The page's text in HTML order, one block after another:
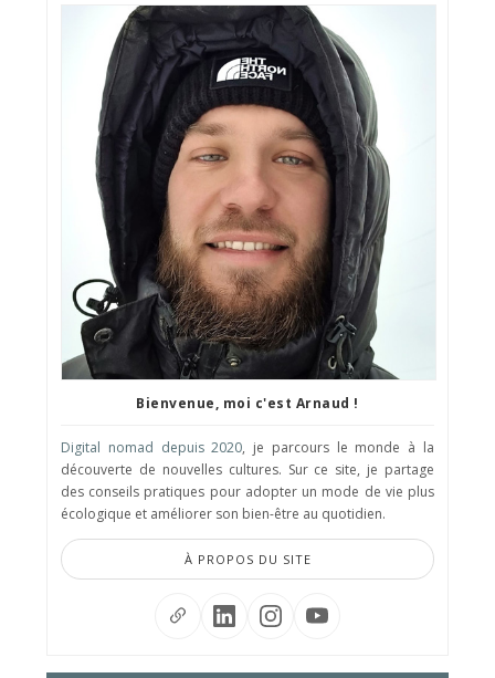
Bienvenue, moi c'est Arnaud !
Digital nomad depuis 2020, je parcours le monde à la
découverte de nouvelles cultures. Sur ce site, je partage
des conseils pratiques pour adopter un mode de vie plus
écologique et améliorer son bien-être au quotidien.
À PROPOS DU SITE